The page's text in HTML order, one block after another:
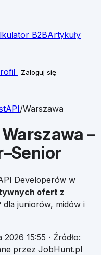
B2BArtykuły
Zaloguj się
/Warszawa
Warszawa –
Developerów w
ofert z
dla juniorów, midów i
2026 15:55 · Źródło:
przez JobHunt.pl